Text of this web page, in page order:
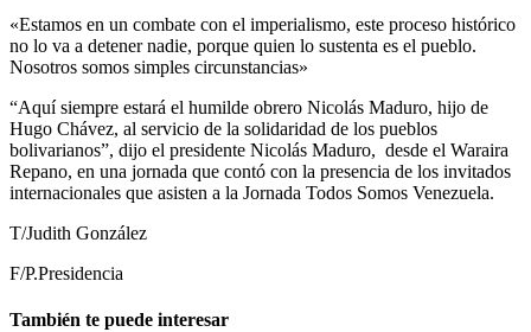
«Estamos en un combate con el imperialismo, este proceso histórico
no lo va a detener nadie, porque quien lo sustenta es el pueblo.
Nosotros somos simples circunstancias»
“Aquí siempre estará el humilde obrero Nicolás Maduro, hijo de
Hugo Chávez, al servicio de la solidaridad de los pueblos
bolivarianos”, dijo el presidente Nicolás Maduro, desde el Waraira
Repano, en una jornada que contó con la presencia de los invitados
internacionales que asisten a la Jornada Todos Somos Venezuela.
T/Judith González
F/P.Presidencia
También te puede interesar